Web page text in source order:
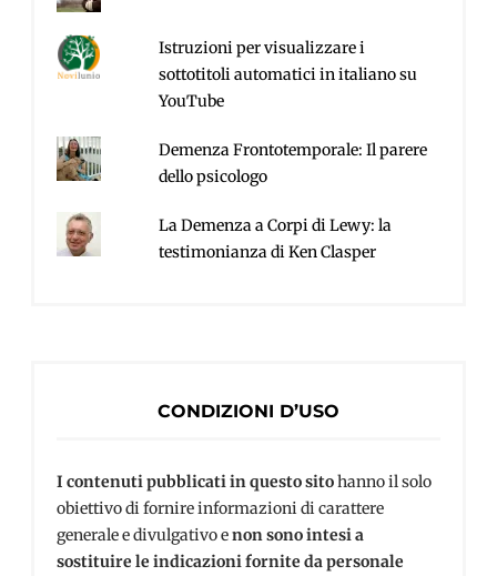
Istruzioni per visualizzare i
sottotitoli automatici in italiano su
YouTube
Demenza Frontotemporale: Il parere
dello psicologo
La Demenza a Corpi di Lewy: la
testimonianza di Ken Clasper
CONDIZIONI D’USO
I contenuti pubblicati in questo sitohanno il solo
obiettivo di fornire informazioni di carattere
generale e divulgativo enon sono intesi a
sostituire le indicazioni fornite da personale